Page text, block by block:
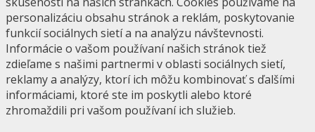
personalizáciu obsahu stránok a reklám, poskytovanie
funkcií sociálnych sietí a na analýzu návštevnosti.
Informácie o vašom používaní našich stránok tiež
zdieľame s našimi partnermi v oblasti sociálnych sietí,
reklamy a analýzy, ktorí ich môžu kombinovať s ďalšími
informáciami, ktoré ste im poskytli alebo ktoré
zhromaždili pri vašom používaní ich služieb.